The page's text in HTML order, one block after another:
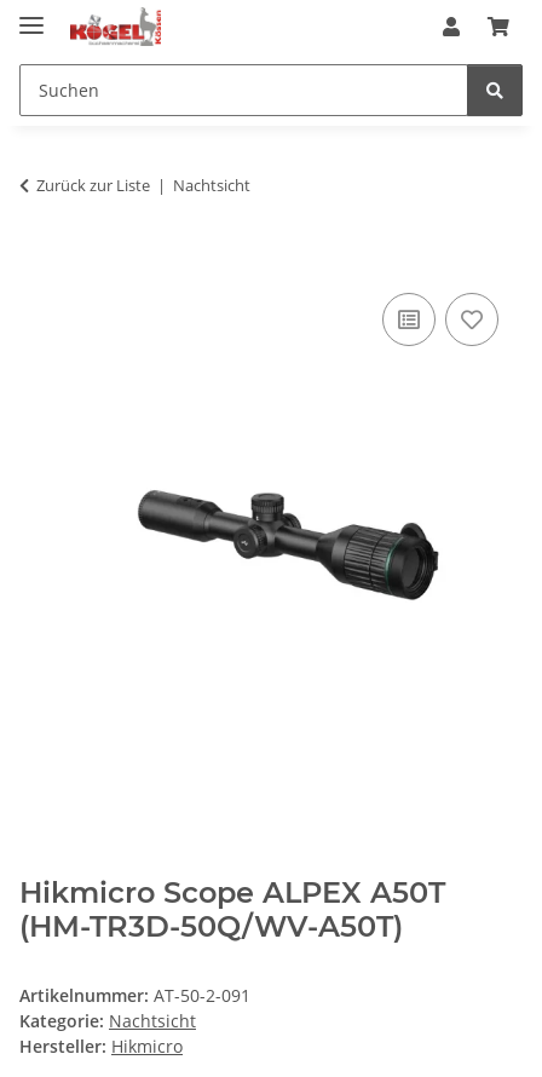
Zurück zur Liste Nachtsicht
Hikmicro Scope ALPEX A50T
(HM-TR3D-50Q/WV-A50T)
Artikelnummer: AT-50-2-091
Kategorie: Nachtsicht
Hersteller: Hikmicro